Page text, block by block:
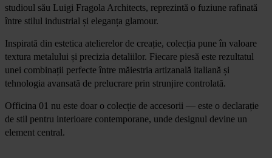
studioul său Luigi Fragola Architects, reprezintă o fuziune rafinată
între stilul industrial și eleganța glamour.
Inspirată din estetica atelierelor de creație, colecția pune în valoare
textura metalului și precizia detaliilor. Fiecare piesă este rezultatul
unei combinații perfecte între măiestria artizanală italiană și
tehnologia avansată de prelucrare prin strunjire controlată.
Officina 01 nu este doar o colecție de accesorii — este o declarație
de stil pentru interioare contemporane, unde designul devine un
element central.